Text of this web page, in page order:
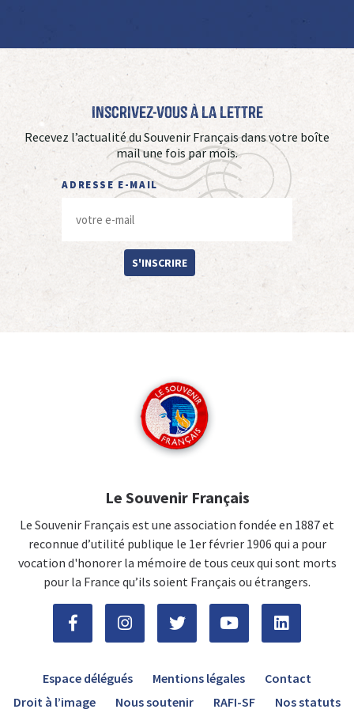
Inscrivez-vous à La Lettre
Recevez l’actualité du Souvenir Français dans votre boîte
mail une fois par mois.
ADRESSE E-MAIL
S'INSCRIRE
Le Souvenir Français
Le Souvenir Français est une association fondée en 1887 et
reconnue d’utilité publique le 1er février 1906 qui a pour
vocation d'honorer la mémoire de tous ceux qui sont morts
pour la France qu’ils soient Français ou étrangers.
Espace délégués Mentions légales
Contact
Droit à l’image
Nous soutenir RAFI-SF Nos statuts